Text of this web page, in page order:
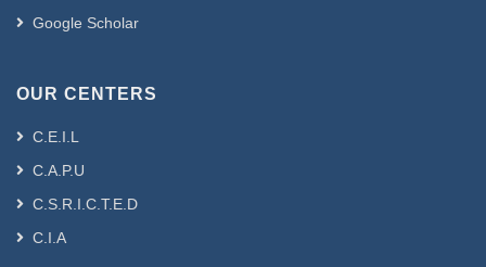
Google Scholar
OUR CENTERS
C.E.I.L
C.A.P.U
C.S.R.I.C.T.E.D
C.I.A